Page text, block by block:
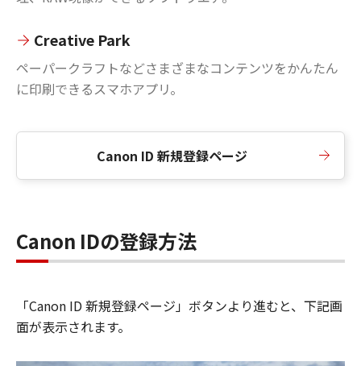
Creative Park
ペーパークラフトなどさまざまなコンテンツをかんたん
に印刷できるスマホアプリ。
Canon ID 新規登録ページ
Canon IDの登録方法
「Canon ID 新規登録ページ」ボタンより進むと、下記画
面が表示されます。